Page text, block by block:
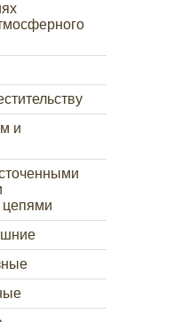
и
цепями